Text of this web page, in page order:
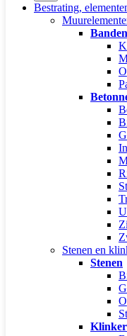
Bestrating,
Stenen en
Stenen